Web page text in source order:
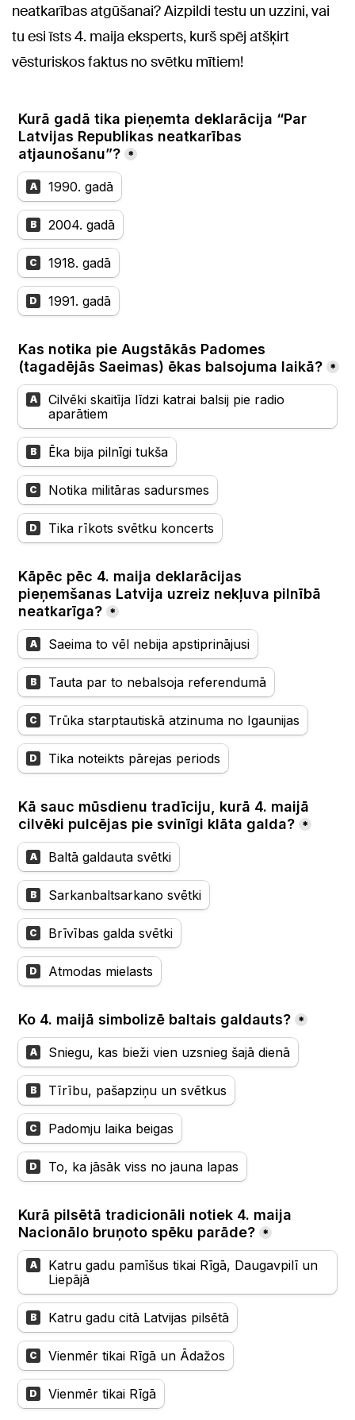
neatkarības atgūšanai? Aizpildi testu un uzzini, vai
tu esi īsts 4. maija eksperts, kurš spēj atšķirt
vēsturiskos faktus no svētku mītiem!